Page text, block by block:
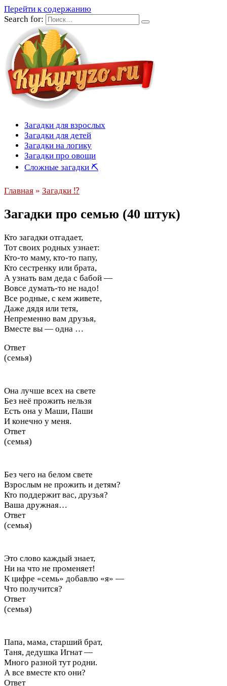
Перейти к содержанию
Search for:
Загадки для взрослых
Загадки для детей
Загадки на логику
Загадки про овощи
Сложные загадки ⛏
Главная » Загадки ⁉
Загадки про семью (40 штук)
Кто загадки отгадает,
Тот своих родных узнает:
Кто-то маму, кто-то папу,
Кто сестренку или брата,
А узнать вам деда с бабой —
Вовсе думать-то не надо!
Все родные, с кем живете,
Даже дядя или тетя,
Непременно вам друзья,
Вместе вы — одна …
Ответ
(семья)
Она лучше всех на свете
Без неё прожить нельзя
Есть она у Маши, Паши
И конечно у меня.
Ответ
(семья)
Без чего на белом свете
Взрослым не прожить и детям?
Кто поддержит вас, друзья?
Ваша дружная…
Ответ
(семья)
Это слово каждый знает,
Ни на что не променяет!
К цифре «семь» добавлю «я» —
Что получится?
Ответ
(семья)
Папа, мама, старший брат,
Таня, дедушка Игнат —
Много разной тут родни.
А все вместе кто они?
Ответ